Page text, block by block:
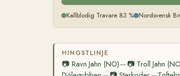
Kallblodig Travare 83 % Nordsvensk
HINGSTLINJE
📷 Ravn Jahn (NO)— 📷 Troll Jahn